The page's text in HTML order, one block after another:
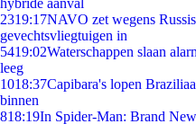
hybride aanval
2319:17NAVO zet wegens
gevechtsvliegtuigen in
5419:02Waterschappen slaan
leeg
1018:37Capibara's lopen
binnen
818:19In Spider-Man: Brand